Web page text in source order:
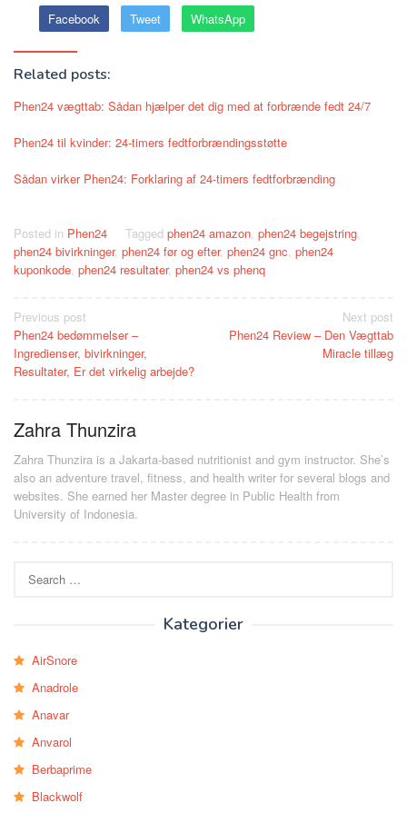
Facebook Tweet WhatsApp
Related posts:
Phen24 vægttab: Sådan hjælper det dig med at forbrænde fedt 24/7
Phen24 til kvinder: 24-timers fedtforbrændingsstøtte
Sådan virker Phen24: Forklaring af 24-timers fedtforbrænding
Posted in Phen24 Tagged phen24 amazon, phen24 begejstring,
phen24 bivirkninger, phen24 før og efter, phen24 gnc, phen24
kuponkode, phen24 resultater, phen24 vs phenq
Post
navigation
Previous post
Phen24 bedømmelser –
Ingredienser, bivirkninger,
Resultater, Er det virkelig arbejde?
Next post
Phen24 Review – Den Vægttab
Miracle tillæg
Zahra Thunzira
Zahra Thunzira is a Jakarta-based nutritionist and gym instructor. She’s
also an adventure travel, fitness, and health writer for several blogs and
websites. She earned her Master degree in Public Health from
University of Indonesia.
for:
Kategorier
AirSnore
Anadrole
Anavar
Anvarol
Berbaprime
Blackwolf